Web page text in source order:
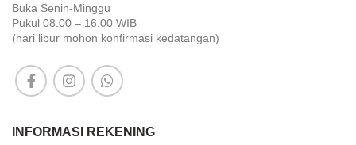
Buka Senin-Minggu
Pukul 08.00 – 16.00 WIB
(hari libur mohon konfirmasi kedatangan)
INFORMASI REKENING